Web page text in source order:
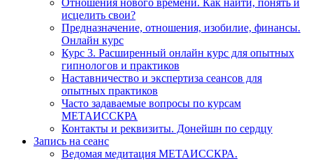
Отношения нового времени. Как найти, понять и
исцелить свои?
Предназначение, отношения, изобилие, финансы.
Онлайн курс
Курс 3. Расширенный онлайн курс для опытных
гипнологов и практиков
Наставничество и экспертиза сеансов для
опытных практиков
Часто задаваемые вопросы по курсам
МЕТАИССКРА
Контакты и реквизиты. Донейшн по сердцу
Запись на сеанс
Ведомая медитация МЕТАИССКРА.